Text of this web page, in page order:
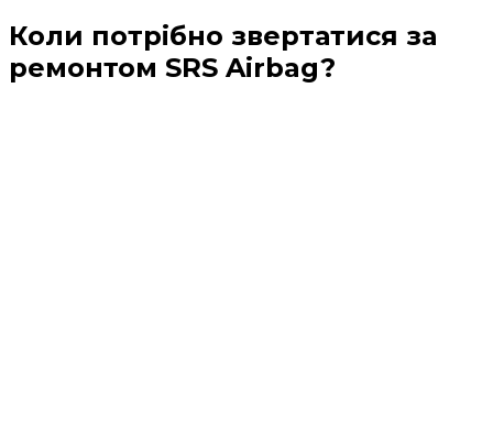
Коли потрібно звертатися за
ремонтом SRS Airbag?